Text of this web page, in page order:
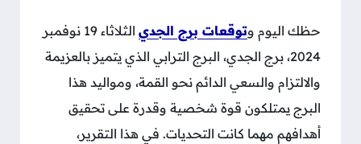
حظك اليوم وتوقعات برج الجدي
الثلاثاء 19 نوفمبر
2024، برج الجدي، البرج الترابي الذي يتميز بالعزيمة
والالتزام والسعي الدائم نحو القمة، ومواليد هذا
البرج يمتلكون قوة شخصية وقدرة على تحقيق
أهدافهم مهما كانت التحديات. في هذا التقرير،